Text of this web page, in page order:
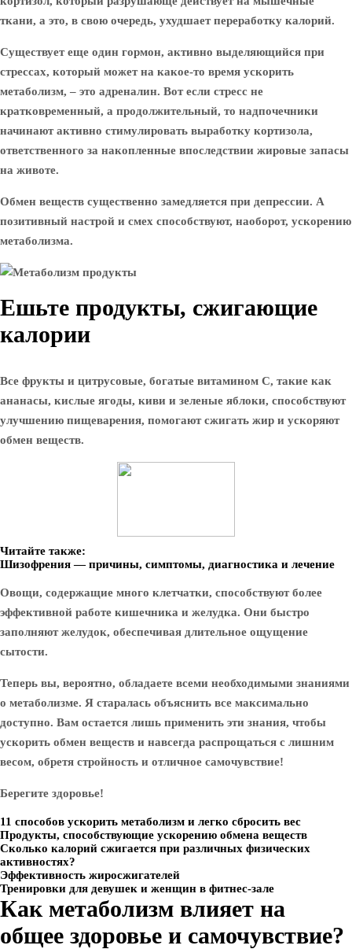
ткани, а это, в свою очередь, ухудшает переработку калорий.
Существует еще один гормон, активно выделяющийся при
стрессах, который может на какое-то время ускорить
метаболизм, – это адреналин. Вот если стресс не
кратковременный, а продолжительный, то надпочечники
начинают активно стимулировать выработку кортизола,
ответственного за накопленные впоследствии жировые запасы
на животе.
Обмен веществ существенно замедляется при депрессии. А
позитивный настрой и смех способствуют, наоборот, ускорению
метаболизма.
Ешьте продукты, сжигающие
калории
Все фрукты и цитрусовые, богатые витамином С, такие как
ананасы, кислые ягоды, киви и зеленые яблоки, способствуют
улучшению пищеварения, помогают сжигать жир и ускоряют
обмен веществ.
Читайте также:
Шизофрения — причины, симптомы, диагностика и лечение
Овощи, содержащие много клетчатки, способствуют более
эффективной работе кишечника и желудка. Они быстро
заполняют желудок, обеспечивая длительное ощущение
сытости.
Теперь вы, вероятно, обладаете всеми необходимыми знаниями
о метаболизме. Я старалась объяснить все максимально
доступно. Вам остается лишь применить эти знания, чтобы
ускорить обмен веществ и навсегда распрощаться с лишним
весом, обретя стройность и отличное самочувствие!
Берегите здоровье!
11 способов ускорить метаболизм и легко сбросить вес
Продукты, способствующие ускорению обмена веществ
Сколько калорий сжигается при различных физических
активностях?
Эффективность жиросжигателей
Тренировки для девушек и женщин в фитнес-зале
Как метаболизм влияет на
общее здоровье и самочувствие?